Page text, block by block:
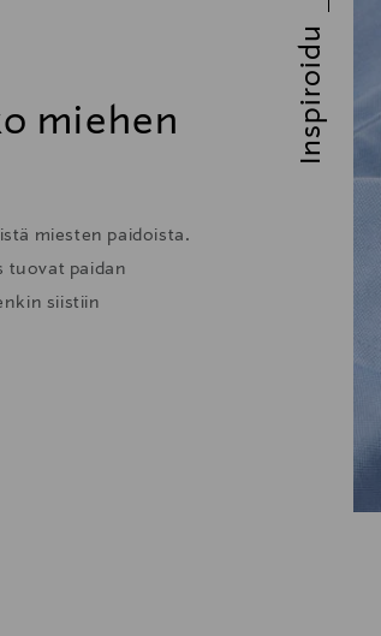
miehen
miesten paidoista.
tuovat paidan
siistiin
Inspiroidu